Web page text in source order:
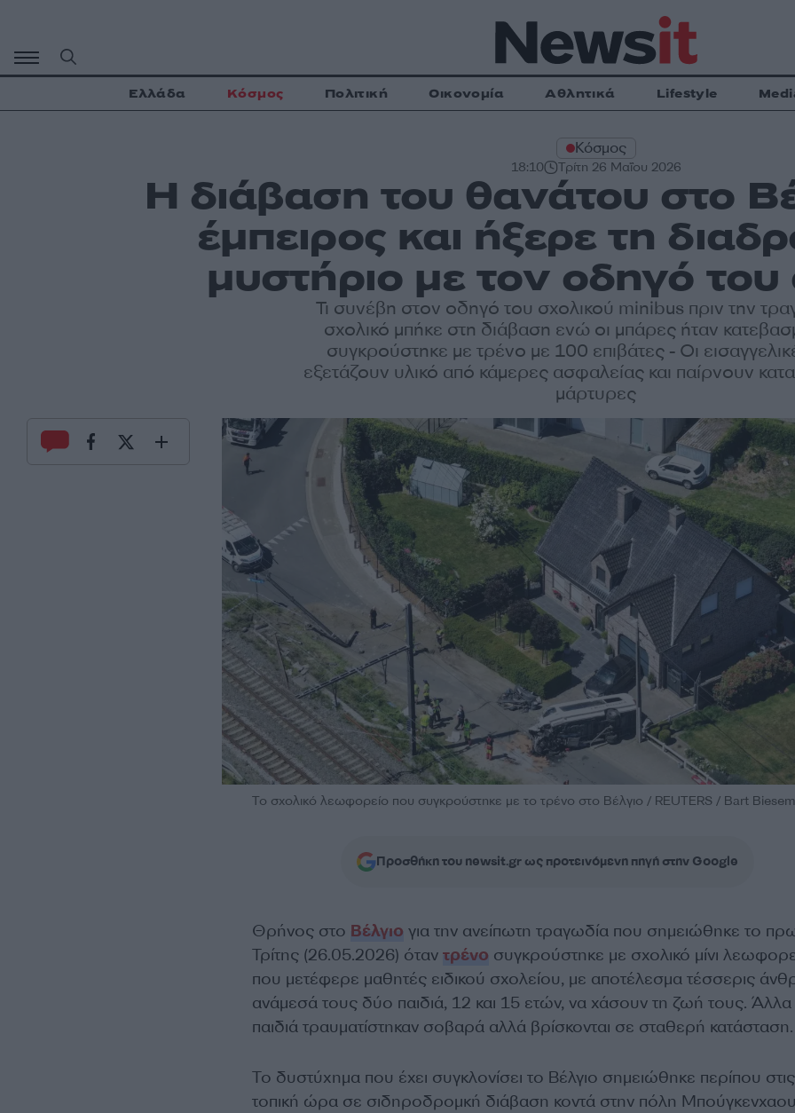
περιεχόμενο
Ελλάδα Κόσμος Πολιτική Οικονομία Αθλητικά Lifestyle
Κόσμος
18:10 Τρίτη 26 Μαΐου 2026
Η διάβαση του θανάτου στο
έμπειρος και ήξερε τη
μυστήριο με τον οδηγό του
Τι συνέβη στον οδηγό του σχολικού minibus πριν την
σχολικό μπήκε στη διάβαση ενώ οι μπάρες ήταν
συγκρούστηκε με τρένο με 100 επιβάτες - Οι
εξετάζουν υλικό από κάμερες ασφαλείας και παίρνουν
μάρτυρες
Το σχολικό λεωφορείο που συγκρούστηκε με το τρένο στο Βέλγιο / REUTERS / Bart
Προσθήκη του newsit.gr ως προτεινόμενη πηγή στην Google
Θρήνος στο Βέλγιο για την ανείπωτη τραγωδία που σημειώθηκε το
Τρίτης (26.05.2026) όταν τρένο συγκρούστηκε με σχολικό μίνι
που μετέφερε μαθητές ειδικού σχολείου, με αποτέλεσμα τέσσερις
ανάμεσά τους δύο παιδιά, 12 και 15 ετών, να χάσουν τη ζωή τους. Άλλα
παιδιά τραυματίστηκαν σοβαρά αλλά βρίσκονται σε σταθερή κατάσταση.
Το δυστύχημα που έχει συγκλονίσει το Βέλγιο σημειώθηκε περίπου
τοπική ώρα σε σιδηροδρομκή διάβαση κοντά στην πόλη